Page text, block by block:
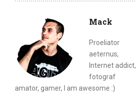
Mack
Proeliator
aeternus,
Internet addict,
fotograf
amator, gamer, I am awesome :)